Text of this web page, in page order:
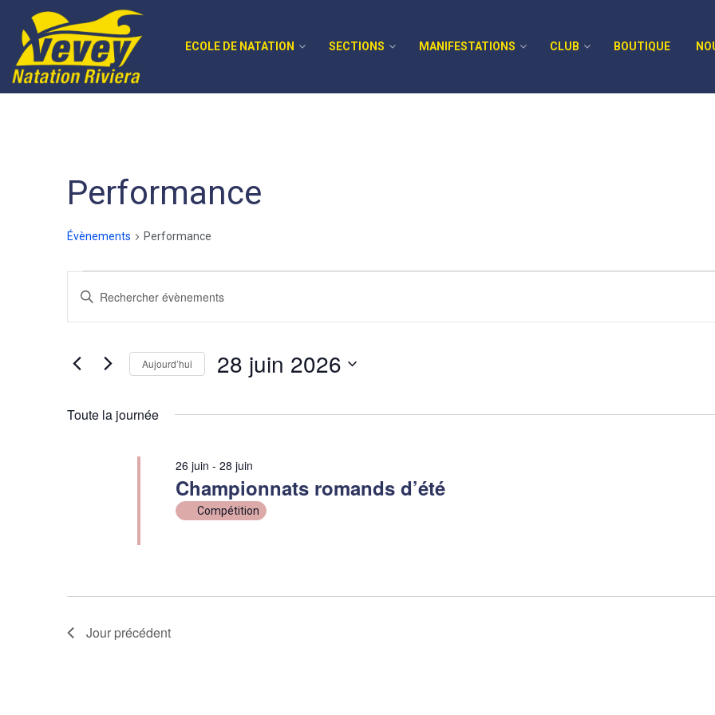
ECOLE DE NATATION SECTIONS MANIFESTATIONS CLUB BOUTIQUE
Performance
Évènements Performance
Recherche
de
Évènements
Saisir
clé.
Évènements
clé.
Aujourd’hui 28 juin 2026
Toute la journée
Championnats romands d’été
26 juin - 28 juin
Compétition
Jour précédent